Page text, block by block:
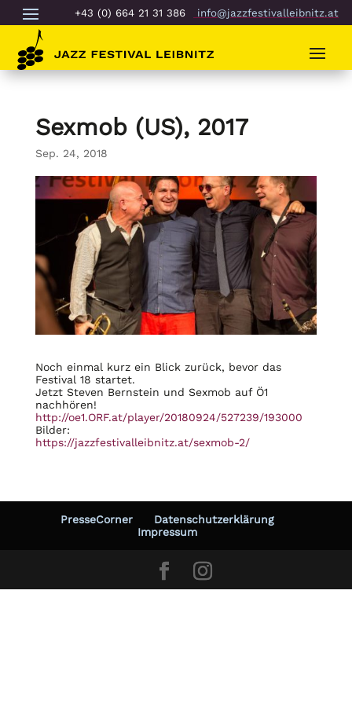
+43 (0) 664 21 31 386 info@jazzfestivalleibnitz.at
Sexmob (US), 2017
Sep. 24, 2018
Noch einmal kurz ein Blick zurück, bevor das
Festival 18 startet.
Jetzt Steven Bernstein und Sexmob auf Ö1
nachhören!
http://oe1.ORF.at/player/20180924/527239/193000
Bilder:
https://jazzfestivalleibnitz.at/sexmob-2/
PresseCorner
Datenschutzerklärung
Impressum